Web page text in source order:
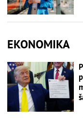
EKONOMIKA